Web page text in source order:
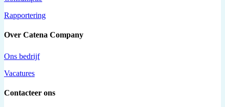
Rapportering
Over Catena Company
Ons bedrijf
Vacatures
Contacteer ons